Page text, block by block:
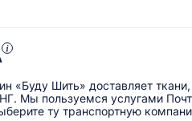
«Буду Шить» доставляет
Мы пользуемся услугами
ту транспортную